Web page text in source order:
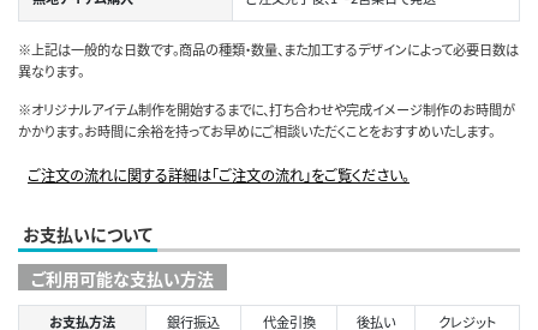
※上記は一般的な日数です。商品の種類・数量、また加工するデザインによって必要日数は
異なります。
※オリジナルアイテム制作を開始するまでに、打ち合わせや完成イメージ制作のお時間が
かかります。お時間に余裕を持ってお早めにご相談いただくことをおすすめいたします。
ご注文の流れに関する詳細は「ご注文の流れ」をご覧ください。
お支払いについて
ご利用可能な支払い方法
お支払方法 銀行振込 代金引換 後払い
クレジット